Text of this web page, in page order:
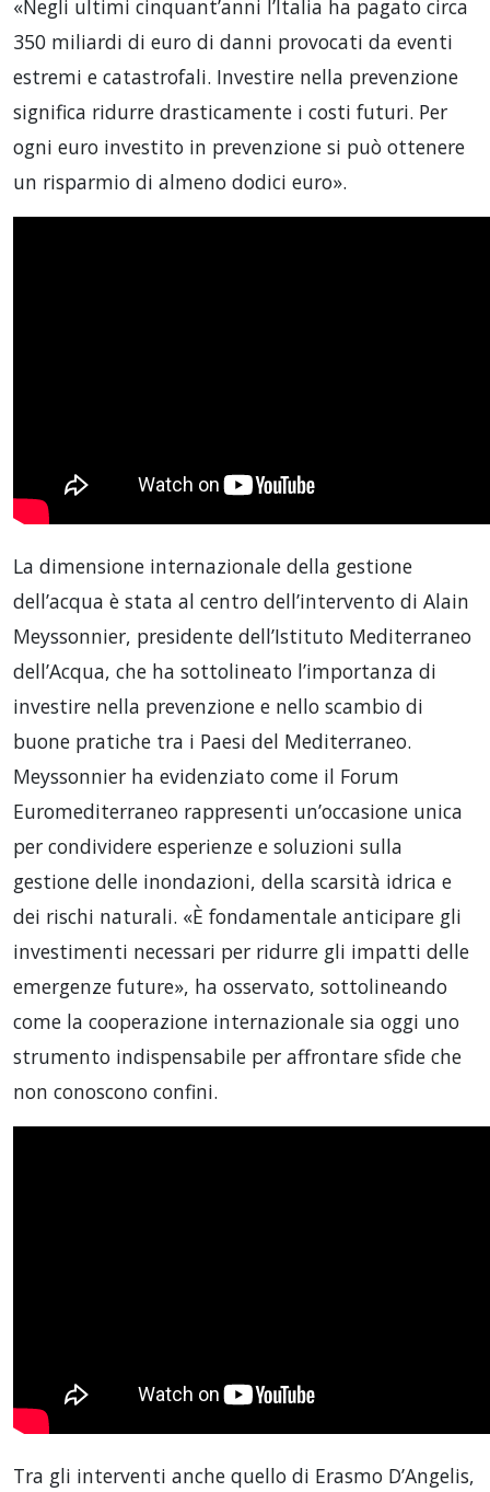
«Negli ultimi cinquant’anni l’Italia ha pagato circa
350 miliardi di euro di danni provocati da eventi
estremi e catastrofali. Investire nella prevenzione
significa ridurre drasticamente i costi futuri. Per
ogni euro investito in prevenzione si può ottenere
un risparmio di almeno dodici euro».
La dimensione internazionale della gestione
dell’acqua è stata al centro dell’intervento di Alain
Meyssonnier, presidente dell’Istituto Mediterraneo
dell’Acqua, che ha sottolineato l’importanza di
investire nella prevenzione e nello scambio di
buone pratiche tra i Paesi del Mediterraneo.
Meyssonnier ha evidenziato come il Forum
Euromediterraneo rappresenti un’occasione unica
per condividere esperienze e soluzioni sulla
gestione delle inondazioni, della scarsità idrica e
dei rischi naturali. «È fondamentale anticipare gli
investimenti necessari per ridurre gli impatti delle
emergenze future», ha osservato, sottolineando
come la cooperazione internazionale sia oggi uno
strumento indispensabile per affrontare sfide che
non conoscono confini.
Tra gli interventi anche quello di Erasmo D’Angelis,